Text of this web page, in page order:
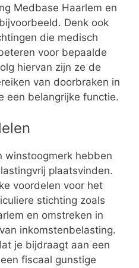
Medbase Haarlem en
Denk ook
die medisch
voor bepaalde
hiervan zijn ze de
van doorbraken in
een belangrijke functie.
winstoogmerk hebben
plaatsvinden.
voordelen voor het
stichting zoals
en omstreken in
inkomstenbelasting.
je bijdraagt aan een
fiscaal gunstige